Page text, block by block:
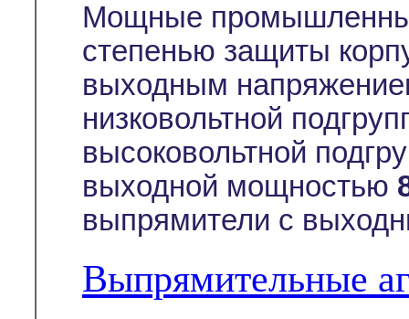
Мощные
степенью защиты
выходным
низковольтной
высоковольтной
выходной мощностью
выпрямители с
Выпрямительные